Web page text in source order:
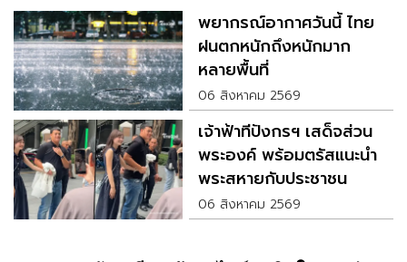
พยากรณ์อากาศวันนี้ ไทย
ฝนตกหนักถึงหนักมาก
หลายพื้นที่
06 สิงหาคม 2569
เจ้าฟ้าทีปังกรฯ เสด็จส่วน
พระองค์ พร้อมตรัสแนะนำ
พระสหายกับประชาชน
06 สิงหาคม 2569